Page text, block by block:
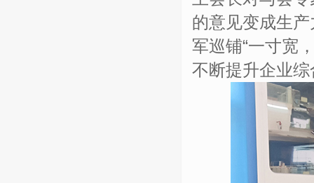
的意见变成生
军巡铺“一寸宽
不断提升企业